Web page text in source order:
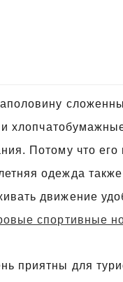
Потому что его
одежда
движение
спортивные
приятны для